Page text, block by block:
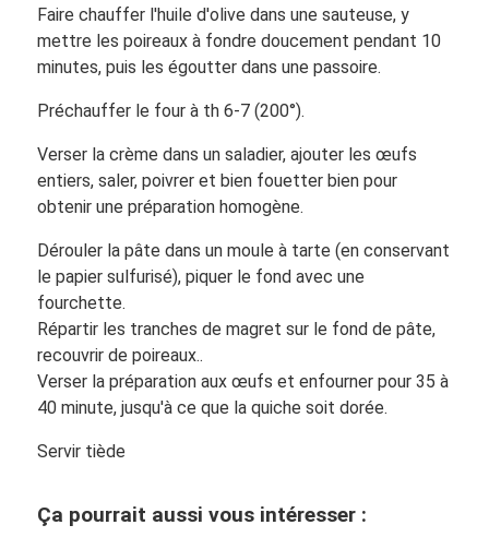
Faire chauffer l'huile d'olive dans une sauteuse, y
mettre les poireaux à fondre doucement pendant 10
minutes, puis les égoutter dans une passoire.
Préchauffer le four à th 6-7 (200°).
Verser la crème dans un saladier, ajouter les œufs
entiers, saler, poivrer et bien fouetter bien pour
obtenir une préparation homogène.
Dérouler la pâte dans un moule à tarte (en conservant
le papier sulfurisé), piquer le fond avec une
fourchette.
Répartir les tranches de magret sur le fond de pâte,
recouvrir de poireaux..
Verser la préparation aux œufs et enfourner pour 35 à
40 minute, jusqu'à ce que la quiche soit dorée.
Servir tiède
Ça pourrait aussi vous intéresser :